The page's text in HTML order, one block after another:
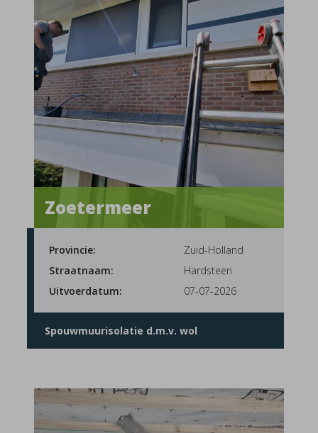
Zoetermeer
Provincie:
Zuid-Holland
Straatnaam:
Hardsteen
Uitvoerdatum:
07-07-2026
Spouwmuurisolatie d.m.v. wol